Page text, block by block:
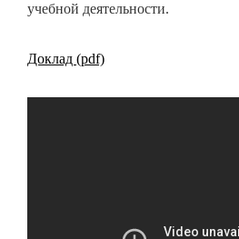
учебной деятельности.
Доклад (pdf)